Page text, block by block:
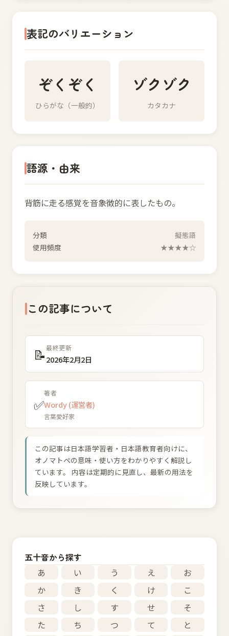
表記のバリエーション
ぞくぞく
ひらがな（一般的）
ゾクゾク
カタカナ
語源・由来
背筋に走る感覚を音象徴的に表したもの。
分類
擬態語
使用頻度
★★★★☆
この記事について
📝最終更新
2026年2月2日
✅
著者
Wordy (運営者)
言葉愛好家
この記事は日本語学習者・日本語教育者向けに、
オノマトペの意味・使い方をわかりやすく解説し
ています。 内容は定期的に見直し、最新の用法を
反映しています。
五十音から探す
あ
い う え
お
か
き く け
こ
さ
し す せ
そ
た
ち つ て
と